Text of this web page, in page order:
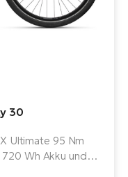
30
Ultimate 95 Nm
Wh Akku und